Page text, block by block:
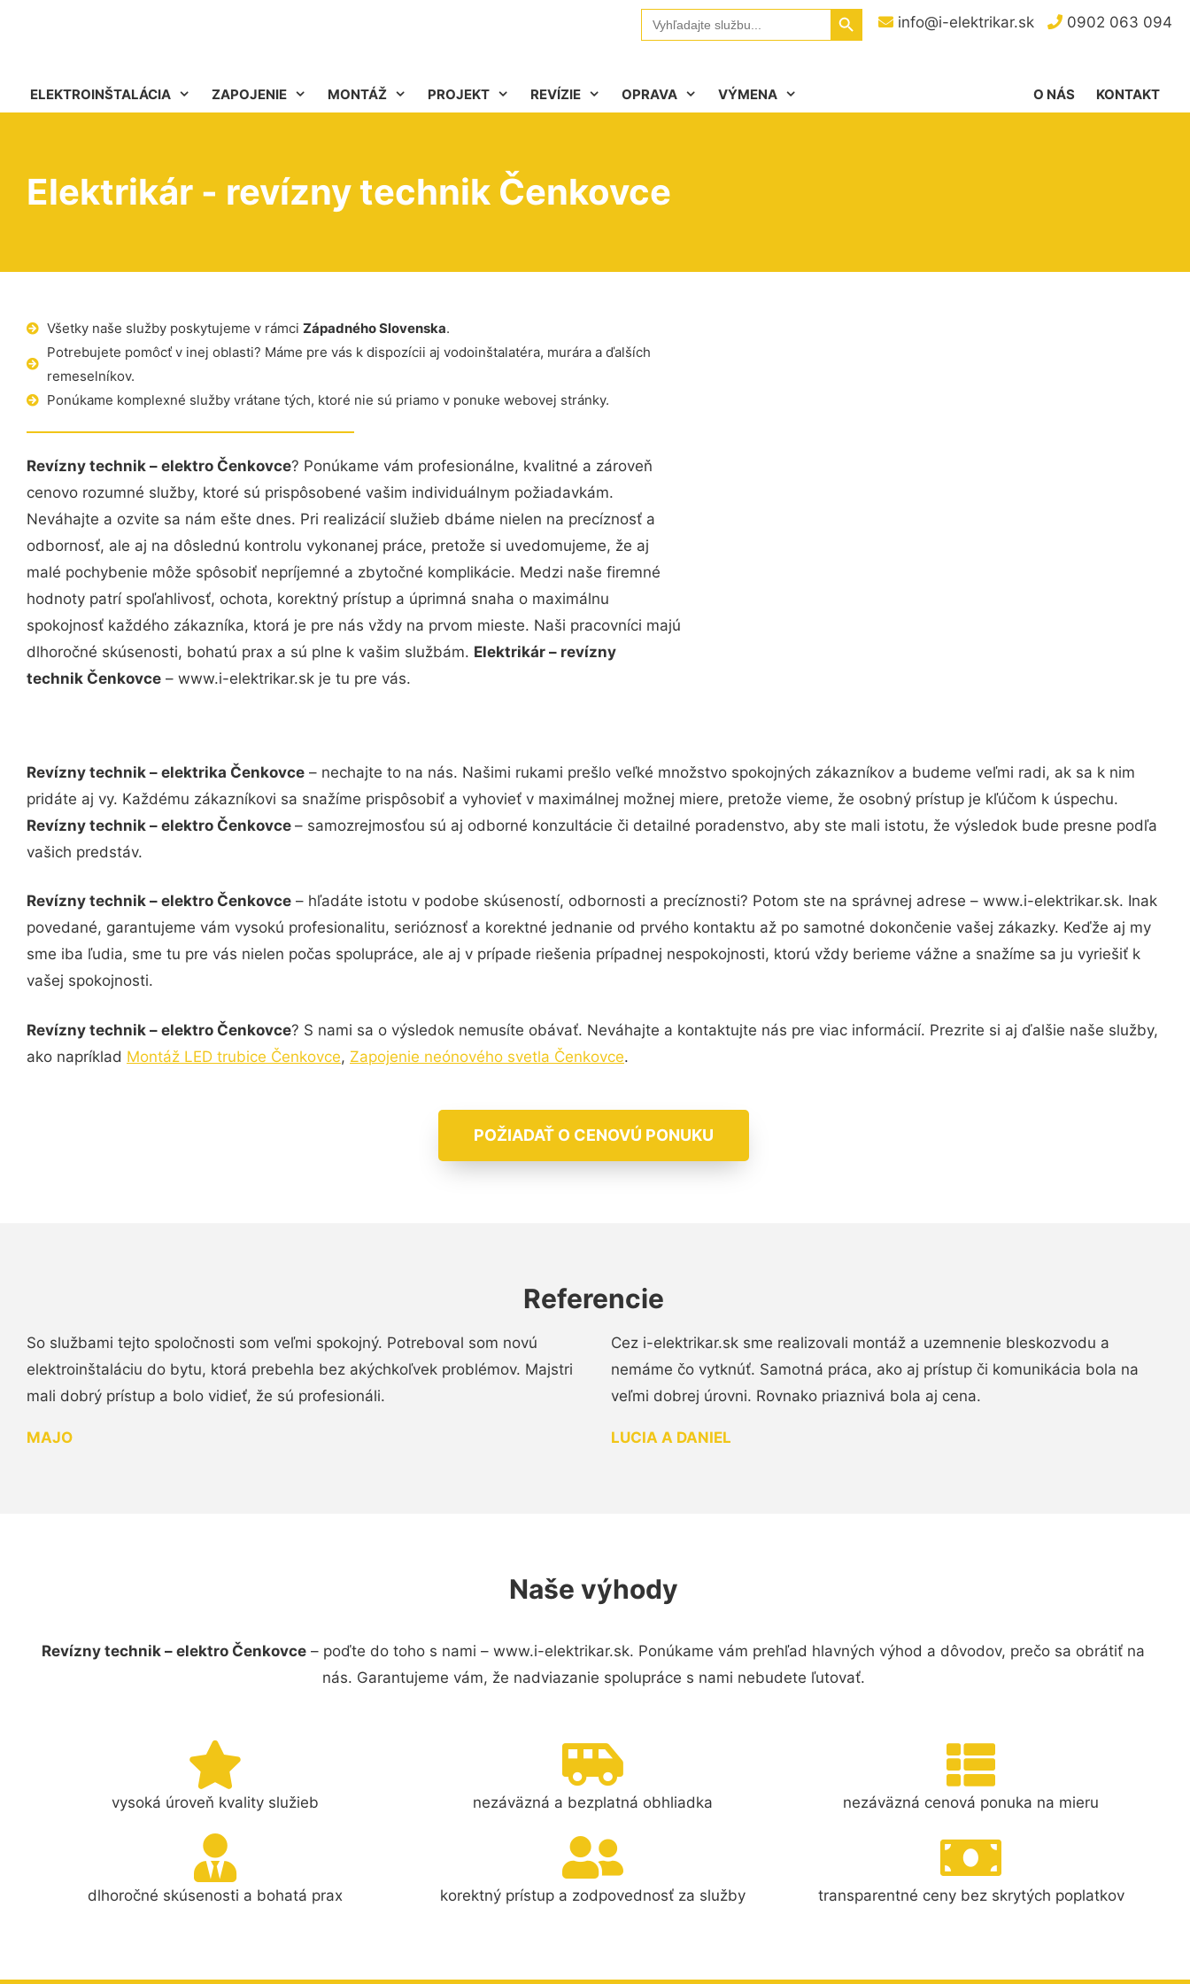
info@i-elektrikar.sk 0902 063 094
Search
for:
Search Button
ELEKTROINŠTALÁCIA ZAPOJENIE MONTÁŽ PROJEKT REVÍZIE OPRAVA VÝMENA KONTAKT
O NÁS
Elektrikár - revízny technik Čenkovce
Všetky naše služby poskytujeme v rámci Západného Slovenska.
Potrebujete pomôcť v inej oblasti? Máme pre vás k dispozícii aj vodoinštalatéra, murára a ďalších
remeselníkov.
Ponúkame komplexné služby vrátane tých, ktoré nie sú priamo v ponuke webovej stránky.
Revízny technik – elektro Čenkovce? Ponúkame vám profesionálne, kvalitné a zároveň
cenovo rozumné služby, ktoré sú prispôsobené vašim individuálnym požiadavkám.
Neváhajte a ozvite sa nám ešte dnes. Pri realizácií služieb dbáme nielen na precíznosť a
odbornosť, ale aj na dôslednú kontrolu vykonanej práce, pretože si uvedomujeme, že aj
malé pochybenie môže spôsobiť nepríjemné a zbytočné komplikácie. Medzi naše firemné
hodnoty patrí spoľahlivosť, ochota, korektný prístup a úprimná snaha o maximálnu
spokojnosť každého zákazníka, ktorá je pre nás vždy na prvom mieste. Naši pracovníci majú
dlhoročné skúsenosti, bohatú prax a sú plne k vašim službám. Elektrikár – revízny
technik Čenkovce – www.i-elektrikar.sk je tu pre vás.
Revízny technik – elektrika Čenkovce – nechajte to na nás. Našimi rukami prešlo veľké množstvo spokojných zákazníkov a budeme veľmi radi, ak sa k nim
pridáte aj vy. Každému zákazníkovi sa snažíme prispôsobiť a vyhovieť v maximálnej možnej miere, pretože vieme, že osobný prístup je kľúčom k úspechu.
Revízny technik – elektro Čenkovce – samozrejmosťou sú aj odborné konzultácie či detailné poradenstvo, aby ste mali istotu, že výsledok bude presne podľa
vašich predstáv.
Revízny technik – elektro Čenkovce – hľadáte istotu v podobe skúseností, odbornosti a precíznosti? Potom ste na správnej adrese – www.i-elektrikar.sk. Inak
povedané, garantujeme vám vysokú profesionalitu, serióznosť a korektné jednanie od prvého kontaktu až po samotné dokončenie vašej zákazky. Keďže aj my
sme iba ľudia, sme tu pre vás nielen počas spolupráce, ale aj v prípade riešenia prípadnej nespokojnosti, ktorú vždy berieme vážne a snažíme sa ju vyriešiť k
vašej spokojnosti.
Revízny technik – elektro Čenkovce? S nami sa o výsledok nemusíte obávať. Neváhajte a kontaktujte nás pre viac informácií. Prezrite si aj ďalšie naše služby,
ako napríklad Montáž LED trubice Čenkovce, Zapojenie neónového svetla Čenkovce.
POŽIADAŤ O CENOVÚ PONUKU
Referencie
So službami tejto spoločnosti som veľmi spokojný. Potreboval som novú
elektroinštaláciu do bytu, ktorá prebehla bez akýchkoľvek problémov. Majstri
mali dobrý prístup a bolo vidieť, že sú profesionáli.
MAJO
Cez i-elektrikar.sk sme realizovali montáž a uzemnenie bleskozvodu a
nemáme čo vytknúť. Samotná práca, ako aj prístup či komunikácia bola na
veľmi dobrej úrovni. Rovnako priaznivá bola aj cena.
LUCIA A DANIEL
Naše výhody
Revízny technik – elektro Čenkovce – poďte do toho s nami – www.i-elektrikar.sk. Ponúkame vám prehľad hlavných výhod a dôvodov, prečo sa obrátiť na
nás. Garantujeme vám, že nadviazanie spolupráce s nami nebudete ľutovať.
vysoká úroveň kvality služieb nezáväzná a bezplatná obhliadka nezáväzná cenová ponuka na mieru
dlhoročné skúsenosti a bohatá prax korektný prístup a zodpovednosť za služby transparentné ceny bez skrytých poplatkov